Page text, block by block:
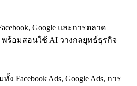
Google และการตลาด
ร้อมสอนใช้ AI วางกลยุทธ์ธุรกิจ
Facebook Ads, Google Ads, การ